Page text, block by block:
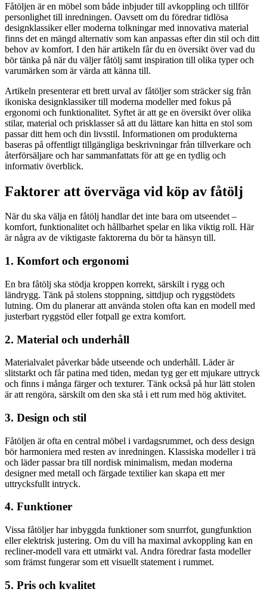
Fåtöljen är en möbel som både inbjuder till avkoppling och tillför
personlighet till inredningen. Oavsett om du föredrar tidlösa
designklassiker eller moderna tolkningar med innovativa material
finns det en mängd alternativ som kan anpassas efter din stil och ditt
behov av komfort. I den här artikeln får du en översikt över vad du
bör tänka på när du väljer fåtölj samt inspiration till olika typer och
varumärken som är värda att känna till.
Artikeln presenterar ett brett urval av fåtöljer som sträcker sig från
ikoniska designklassiker till moderna modeller med fokus på
ergonomi och funktionalitet. Syftet är att ge en översikt över olika
stilar, material och prisklasser så att du lättare kan hitta en stol som
passar ditt hem och din livsstil. Informationen om produkterna
baseras på offentligt tillgängliga beskrivningar från tillverkare och
återförsäljare och har sammanfattats för att ge en tydlig och
informativ överblick.
Faktorer att överväga vid köp av fåtölj
När du ska välja en fåtölj handlar det inte bara om utseendet –
komfort, funktionalitet och hållbarhet spelar en lika viktig roll. Här
är några av de viktigaste faktorerna du bör ta hänsyn till.
1. Komfort och ergonomi
En bra fåtölj ska stödja kroppen korrekt, särskilt i rygg och
ländrygg. Tänk på stolens stoppning, sittdjup och ryggstödets
lutning. Om du planerar att använda stolen ofta kan en modell med
justerbart ryggstöd eller fotpall ge extra komfort.
2. Material och underhåll
Materialvalet påverkar både utseende och underhåll. Läder är
slitstarkt och får patina med tiden, medan tyg ger ett mjukare uttryck
och finns i många färger och texturer. Tänk också på hur lätt stolen
är att rengöra, särskilt om den ska stå i ett rum med hög aktivitet.
3. Design och stil
Fåtöljen är ofta en central möbel i vardagsrummet, och dess design
bör harmoniera med resten av inredningen. Klassiska modeller i trä
och läder passar bra till nordisk minimalism, medan moderna
designer med metall och färgade textilier kan skapa ett mer
uttrycksfullt intryck.
4. Funktioner
Vissa fåtöljer har inbyggda funktioner som snurrfot, gungfunktion
eller elektrisk justering. Om du vill ha maximal avkoppling kan en
recliner-modell vara ett utmärkt val. Andra föredrar fasta modeller
som främst fungerar som ett visuellt statement i rummet.
5. Pris och kvalitet